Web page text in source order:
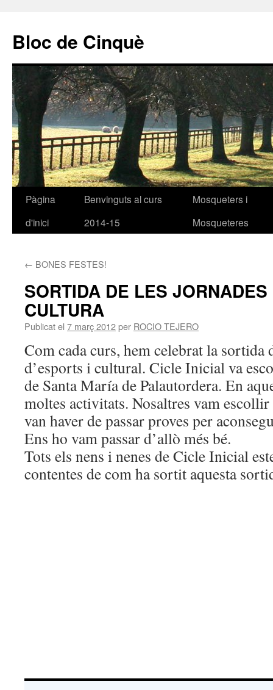
Bloc de Cinquè
Vés
Pàgina
d'inici
Benvinguts al curs
2014-15
Mosqueters i
Mosqueteres
← BONES FESTES!
SORTIDA DE LES JORNADES
CULTURA
Publicat el 7 març 2012per ROCIO TEJERO
Com cada curs, hem celebrat la sortida
d’esports i cultural. Cicle Inicial va
de Santa María de Palautordera. En
moltes activitats. Nosaltres vam
van haver de passar proves per
Ens ho vam passar d’allò més bé.
Tots els nens i nenes de Cicle Inicial
contentes de com ha sortit aquesta